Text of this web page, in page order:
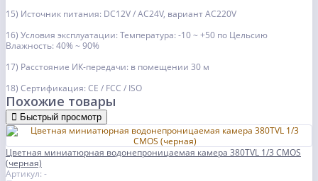
15) Источник питания: DC12V / AC24V, вариант AC220V
16) Условия эксплуатации: Температура: -10 ~ +50 по Цельсию
Влажность: 40% ~ 90%
17) Расстояние ИК-передачи: в помещении 30 м
18) Сертификация: CE / FCC / ISO
Похожие товары
Быстрый просмотр
Цветная миниатюрная водонепроницаемая камера 380TVL 1/3 CMOS
(черная)
Артикул: -